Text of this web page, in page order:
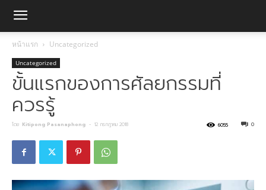
หน้าแรก Uncategorized
Uncategorized
ขั้นแรกของการศัลยกรรมที่
ควรรู้
โดย Kitipong Pasanaphong - 12 กรกฎาคม 2018 0
6055